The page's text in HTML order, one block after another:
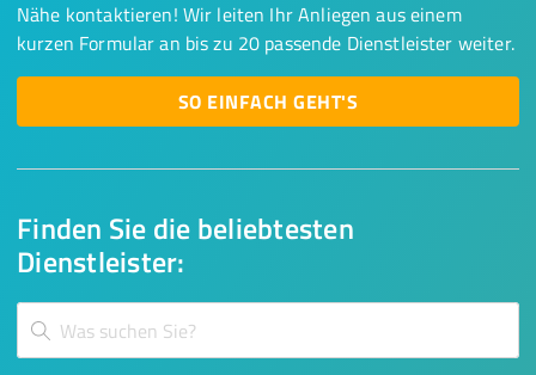
Finden Sie die beliebtesten
Dienstleister:
Nähe kontaktieren! Wir leiten Ihr Anliegen aus einem
kurzen Formular an bis zu 20 passende Dienstleister weiter.
SO EINFACH GEHT'S